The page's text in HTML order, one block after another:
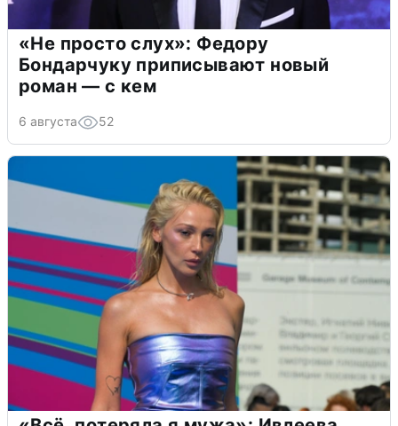
«Не просто слух»: Федору
Бондарчуку приписывают новый
роман — с кем
6 августа 52